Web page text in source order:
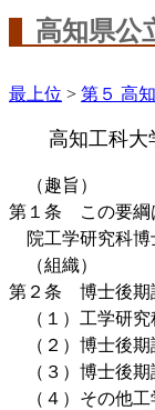
高知県公
最上位 > 第５ 高
高知工科大
（趣旨）
第１条 この要綱
院工学研究科
（組織）
第２条 博士後期
（１）工学研
（２）博士後
（３）博士後
（４）その他